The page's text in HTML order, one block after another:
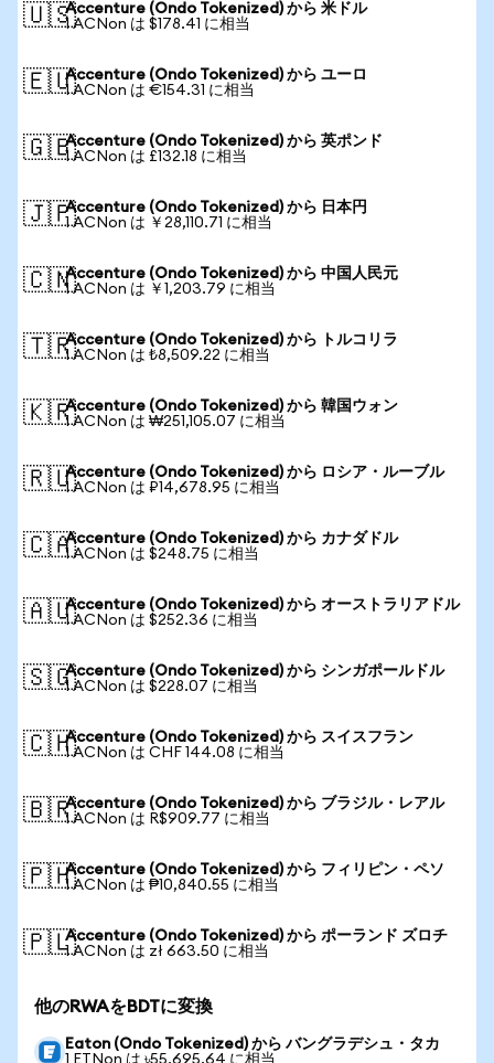
🇺🇸Accenture (Ondo Tokenized) から 米ドル
1 ACNon は $178.41 に相当
🇪🇺Accenture (Ondo Tokenized) から ユーロ
1 ACNon は €154.31 に相当
🇬🇧Accenture (Ondo Tokenized) から 英ポンド
1 ACNon は £132.18 に相当
🇯🇵Accenture (Ondo Tokenized) から 日本円
1 ACNon は ￥28,110.71 に相当
🇨🇳Accenture (Ondo Tokenized) から 中国人民元
1 ACNon は ￥1,203.79 に相当
🇹🇷Accenture (Ondo Tokenized) から トルコリラ
1 ACNon は ₺8,509.22 に相当
🇰🇷Accenture (Ondo Tokenized) から 韓国ウォン
1 ACNon は ₩251,105.07 に相当
🇷🇺Accenture (Ondo Tokenized) から ロシア・ルーブル
1 ACNon は ₽14,678.95 に相当
🇨🇦Accenture (Ondo Tokenized) から カナダドル
1 ACNon は $248.75 に相当
🇦🇺Accenture (Ondo Tokenized) から オーストラリアドル
1 ACNon は $252.36 に相当
🇸🇬Accenture (Ondo Tokenized) から シンガポールドル
1 ACNon は $228.07 に相当
🇨🇭Accenture (Ondo Tokenized) から スイスフラン
1 ACNon は CHF 144.08 に相当
🇧🇷Accenture (Ondo Tokenized) から ブラジル・レアル
1 ACNon は R$909.77 に相当
🇵🇭Accenture (Ondo Tokenized) から フィリピン・ペソ
1 ACNon は ₱10,840.55 に相当
🇵🇱Accenture (Ondo Tokenized) から ポーランド ズロチ
1 ACNon は zł 663.50 に相当
他のRWAをBDTに変換
Eaton (Ondo Tokenized) から バングラデシュ・タカ
1 ETNon は ৳55,695.64 に相当